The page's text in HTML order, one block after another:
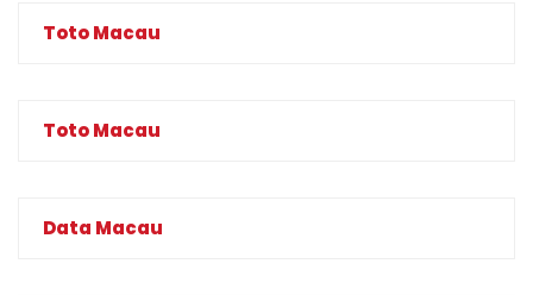
Toto Macau
Toto Macau
Data Macau